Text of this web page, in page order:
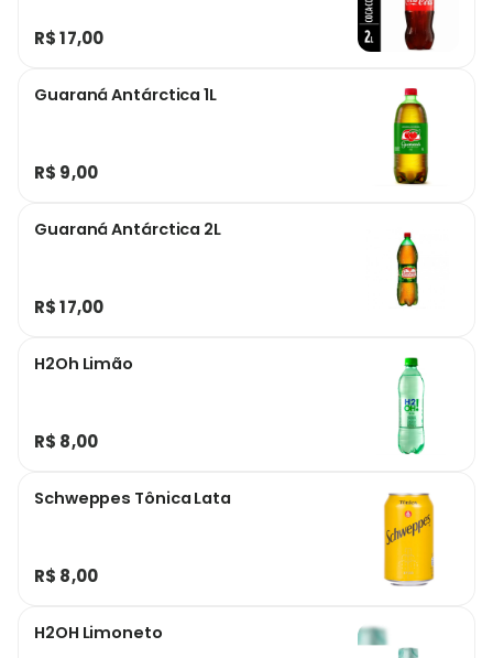
R$ 17,00
Guaraná Antárctica 1L
R$ 9,00
Guaraná Antárctica 2L
R$ 17,00
H2Oh Limão
R$ 8,00
Schweppes Tônica Lata
R$ 8,00
H2OH Limoneto